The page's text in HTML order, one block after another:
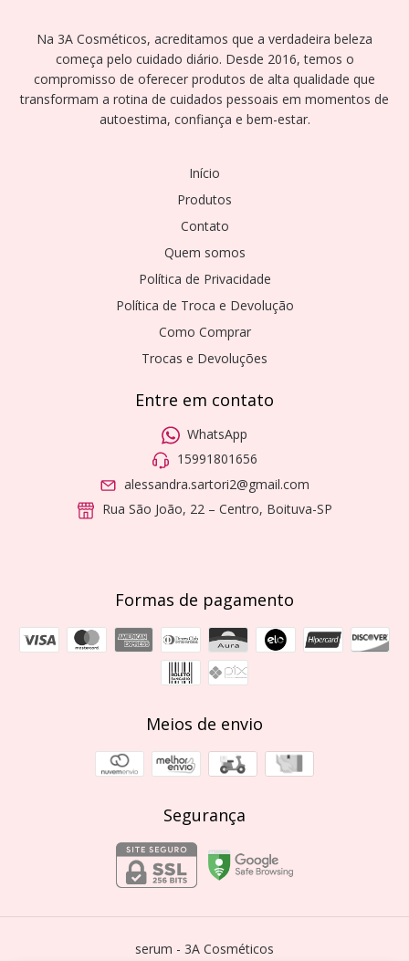
Na 3A Cosméticos, acreditamos que a verdadeira beleza
começa pelo cuidado diário. Desde 2016, temos o
compromisso de oferecer produtos de alta qualidade que
transformam a rotina de cuidados pessoais em momentos de
autoestima, confiança e bem-estar.
Início
Produtos
Contato
Quem somos
Política de Privacidade
Política de Troca e Devolução
Como Comprar
Trocas e Devoluções
Entre em contato
WhatsApp
15991801656
alessandra.sartori2@gmail.com
Rua São João, 22 – Centro, Boituva-SP
Formas de pagamento
Meios de envio
Segurança
serum - 3A Cosméticos